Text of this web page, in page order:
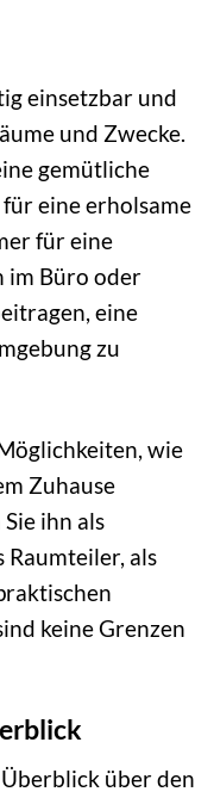
einsetzbar und
und Zwecke.
gemütliche
eine erholsame
für eine
im Büro oder
eine
zu
wie
Zuhause
ihn als
Raumteiler, als
keine Grenzen
über den